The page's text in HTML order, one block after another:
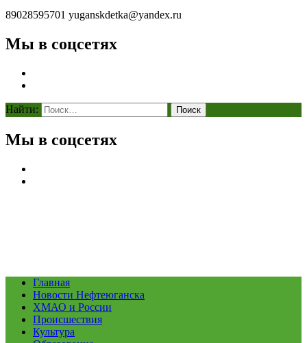
89028595701 yuganskdetka@yandex.ru
Мы в соцсетях
Найти:
Мы в соцсетях
Главная
Новости Нефтеюганска
ХМАО и России
Происшествия
Культура